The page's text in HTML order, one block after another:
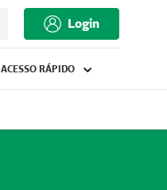
Login
ACESSO RÁPIDO